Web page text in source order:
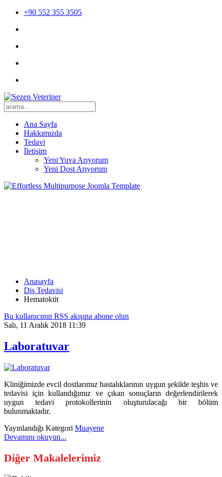
+90 552 355 3505
Ana Sayfa
Hakkımızda
Tedavi
İletişim
Yeni Yuva Arıyorum
Yeni Dost Arıyorum
Anasayfa
Diş Tedavisi
Hematoktit
Bu kullanıcının RSS akışına abone olun
Salı, 11 Aralık 2018 11:39
Laboratuvar
Kliniğimizde evcil dostlarımız hastalıklarının uygun şekilde teşhis ve
tedavisi için kullandığımız ve çıkan sonuçların değerlendirilerek
uygun tedavi protokollerinin oluşturulacağı bir bölüm
bulunmaktadır.
Yayınlandığı Kategori Muayene
Devamını okuyun...
Diğer Makalelerimiz